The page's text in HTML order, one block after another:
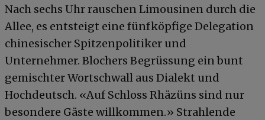
Nach sechs Uhr rauschen Limousinen durch die
Allee, es entsteigt eine fünfköpfige Delegation
chinesischer Spitzenpolitiker und
Unternehmer. Blochers Begrüssung ein bunt
gemischter Wortschwall aus Dialekt und
Hochdeutsch. «Auf Schloss Rhäzüns sind nur
besondere Gäste willkommen.» Strahlende